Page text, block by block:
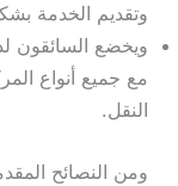
وتقديم الخدمة
ويخضع السائقون
مع جميع أنواع
النقل.
ومن النصائح